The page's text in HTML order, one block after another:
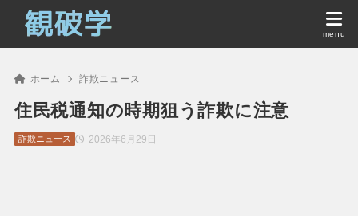
ホーム 詐欺ニュース
住民税通知の時期狙う詐欺に注意
2026年6月29日
詐欺ニュース